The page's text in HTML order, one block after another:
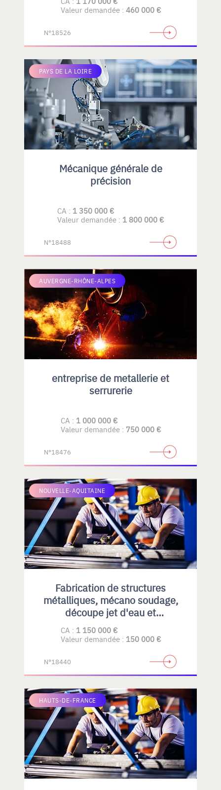
Valeur demandée : 460 000 €
N°18526
PAYS DE LA LOIRE
Mécanique générale de
précision
CA : 1 350 000 €
Valeur demandée : 1 800 000 €
N°18488
AUVERGNE-RHÔNE-ALPES
entreprise de metallerie et
serrurerie
CA : 1 000 000 €
Valeur demandée : 750 000 €
N°18476
NOUVELLE-AQUITAINE
Fabrication de structures
métalliques, mécano soudage,
découpe jet d'eau et
maintenance industrielle.
CA : 1 150 000 €
Valeur demandée : 150 000 €
N°18440
HAUTS-DE-FRANCE